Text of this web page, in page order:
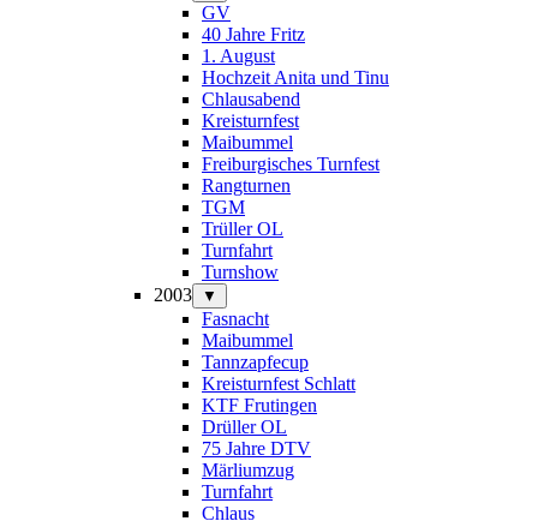
GV
40 Jahre Fritz
1. August
Hochzeit Anita und Tinu
Chlausabend
Kreisturnfest
Maibummel
Freiburgisches Turnfest
Rangturnen
TGM
Trüller OL
Turnfahrt
Turnshow
2003
▼
Fasnacht
Maibummel
Tannzapfecup
Kreisturnfest Schlatt
KTF Frutingen
Drüller OL
75 Jahre DTV
Märliumzug
Turnfahrt
Chlaus